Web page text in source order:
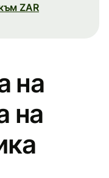
ZAR
на
на